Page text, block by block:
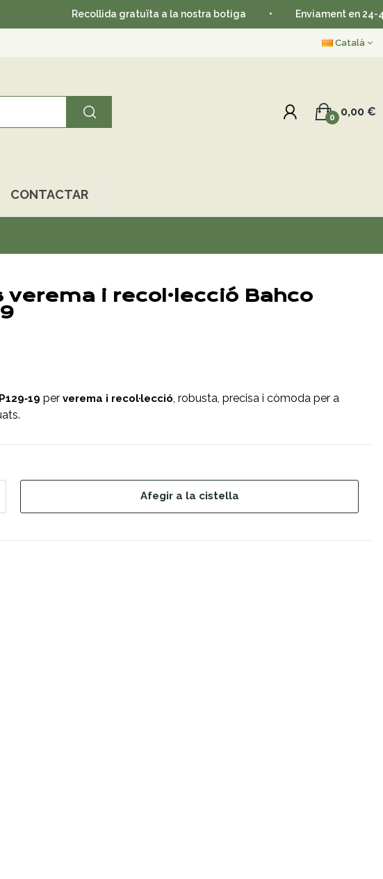
Recollida gratuïta a la nostra botiga • Enviament en 24-48
Català
0,00 €
0
CONTACTAR
verema i recol·lecció Bahco
per verema i recol·lecció, robusta, precisa i còmoda per a
Afegir a la cistella